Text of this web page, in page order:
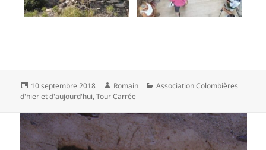
Publié
le
10 septembre 2018 Auteur
Romain Catégories
Association Colombières
d'hier et d'aujourd'hui,Tour Carrée